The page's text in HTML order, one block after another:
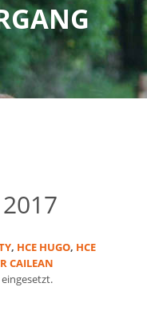
, HCE HUGO, HCE
CAILEAN
eingesetzt.